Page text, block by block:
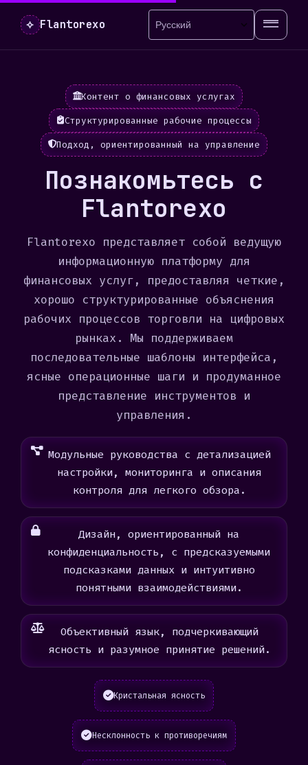
⟡ Flantorexo
Контент о финансовых услугах
Структурированные рабочие процессы
Подход, ориентированный на управление
Познакомьтесь с
Flantorexo
Flantorexo представляет собой ведущую
информационную платформу для
финансовых услуг, предоставляя четкие,
хорошо структурированные объяснения
рабочих процессов торговли на цифровых
рынках. Мы поддерживаем
последовательные шаблоны интерфейса,
ясные операционные шаги и продуманное
представление инструментов и
управления.
Модульные руководства с детализацией
настройки, мониторинга и описания
контроля для легкого обзора.
Дизайн, ориентированный на
конфиденциальность, с предсказуемыми
подсказками данных и интуитивно
понятными взаимодействиями.
Объективный язык, подчеркивающий
ясность и разумное принятие решений.
Кристальная ясность
Несклонность к противоречиям